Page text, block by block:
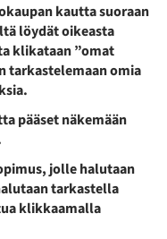
kautta suoraan
löydät oikeasta
klikataan ”omat
tarkastelemaan omia
pääset näkemään
jolle halutaan
tarkastella
klikkaamalla